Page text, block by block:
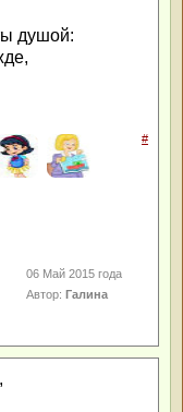
душой:
#
06 Май 2015 года
Автор:Галина